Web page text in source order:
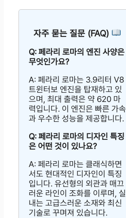
자주 묻는 질문 (FAQ)
Q: 페라리 로마의 엔진 사양은
무엇인가요?
A: 페라리 로마는 3.9리터 V8
트윈터보 엔진을 탑재하고 있
으며, 최대 출력은 약 620 마
력입니다. 이 엔진은 빠른 가속
과 우수한 성능을 제공합니다.
Q: 페라리 로마의 디자인 특징
은 어떤 것이 있나요?
A: 페라리 로마는 클래식하면
서도 현대적인 디자인이 특징
입니다. 유선형의 외관과 매끄
러운 라인이 조화를 이루며, 실
내는 고급스러운 소재와 최신
기술로 꾸며져 있습니다.